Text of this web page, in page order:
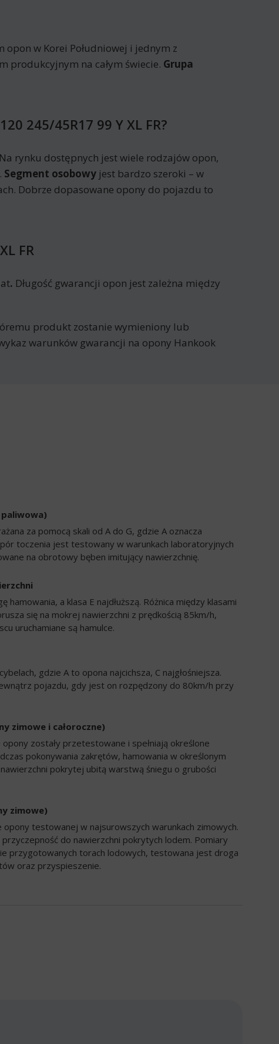
w Korei Południowej i jednym z
produkcyjnym na całym świecie. Grupa
245/45R17 99 Y XL FR?
rynku dostępnych jest wiele rodzajów opon,
Segment osobowy jest bardzo szeroki – w
Dobrze dopasowane opony do pojazdu to
FR
. Długość gwarancji opon jest zależna między
produkt zostanie wymieniony lub
warunków gwarancji na opony Hankook
za pomocą skali od A do G, gdzie A oznacza
toczenia jest testowany w warunkach laboratoryjnych
na obrotowy bęben imitujący nawierzchnię.
hamowania, a klasa E najdłuższą. Różnica między klasami
się na mokrej nawierzchni z prędkością 85km/h,
uruchamiane są hamulce.
gdzie A to opona najcichsza, C najgłośniejsza.
pojazdu, gdy jest on rozpędzony do 80km/h przy
zimowe i całoroczne)
zostały przetestowane i spełniają określone
pokonywania zakrętów, hamowania w określonym
pokrytej ubitą warstwą śniegu o grubości
zimowe)
opony testowanej w najsurowszych warunkach zimowych.
do nawierzchni pokrytych lodem. Pomiary
przygotowanych torach lodowych, testowana jest droga
oraz przyspieszenie.